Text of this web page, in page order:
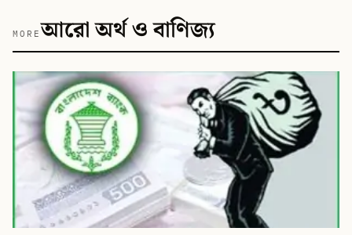
MOREআরো অর্থ ও বাণিজ্য